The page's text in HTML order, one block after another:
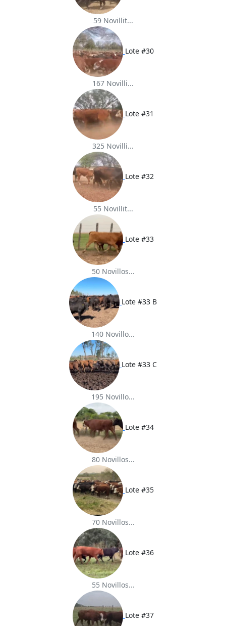
59 Novillit...
Lote #30
167 Novilli...
Lote #31
325 Novilli...
Lote #32
55 Novillit...
Lote #33
50 Novillos...
Lote #33 B
140 Novillo...
Lote #33 C
195 Novillo...
Lote #34
80 Novillos...
Lote #35
70 Novillos...
Lote #36
55 Novillos...
Lote #37